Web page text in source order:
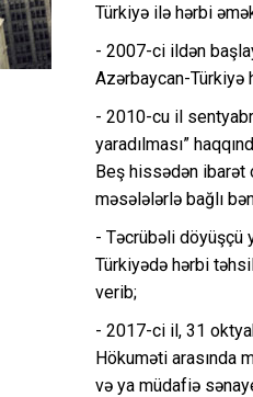
Türkiyə ilə hərbi
- 2007-ci ildən
Azərbaycan-Türkiyə
- 2010-cu il
yaradılması”
Beş hissədən ibarət
məsələlərlə bağlı
- Təcrübəli döyüşçü
Türkiyədə hərbi
verib;
- 2017-ci il, 31
Hökuməti arasında
və ya müdafiə